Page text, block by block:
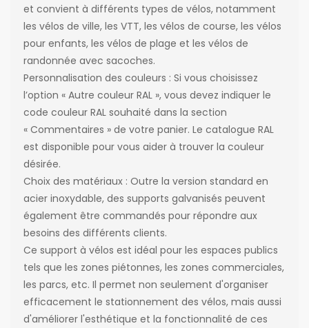
et convient à différents types de vélos, notamment
les vélos de ville, les VTT, les vélos de course, les vélos
pour enfants, les vélos de plage et les vélos de
randonnée avec sacoches.
Personnalisation des couleurs : Si vous choisissez
l’option « Autre couleur RAL », vous devez indiquer le
code couleur RAL souhaité dans la section
« Commentaires » de votre panier. Le catalogue RAL
est disponible pour vous aider à trouver la couleur
désirée.
Choix des matériaux : Outre la version standard en
acier inoxydable, des supports galvanisés peuvent
également être commandés pour répondre aux
besoins des différents clients.
Ce support à vélos est idéal pour les espaces publics
tels que les zones piétonnes, les zones commerciales,
les parcs, etc. Il permet non seulement d'organiser
efficacement le stationnement des vélos, mais aussi
d'améliorer l'esthétique et la fonctionnalité de ces